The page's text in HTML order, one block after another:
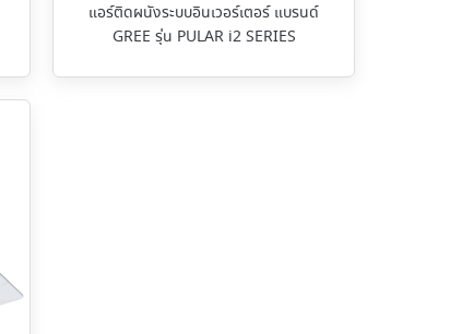
แอร์ติดผนังระบบอินเวอร์เตอร์ แบรนด์
GREE รุ่น PULAR i2 SERIES